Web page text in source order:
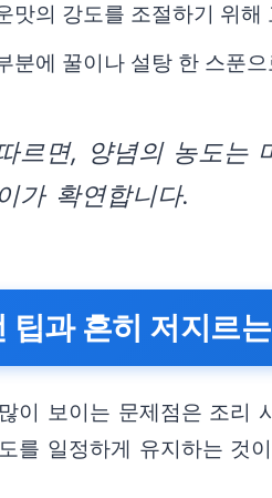
맛의 강도를 조절하기 위
분에 꿀이나 설탕 한 스푼
르면, 양념의 농도는
가 확연합니다.
팁과 흔히 저지르
이 보이는 문제점은 조리
를 일정하게 유지하는 것